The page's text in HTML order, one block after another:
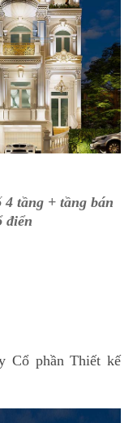
tầng + tầng bán
điển
Cổ phần Thiết kế